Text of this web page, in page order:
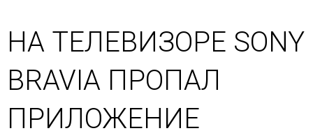
НА ТЕЛЕВИЗОРЕ SONY
BRAVIA ПРОПАЛ
ПРИЛОЖЕНИЕ